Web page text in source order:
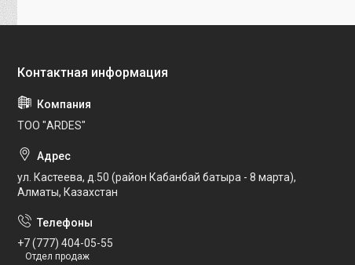
ТОО "ARDES"
ул. Кастеева, д.50 (район Кабанбай батыра - 8 марта),
Алматы, Казахстан
+7 (777) 404-05-55
Отдел продаж